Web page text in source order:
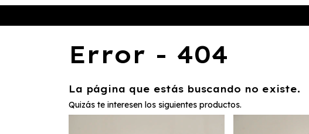
Error - 404
La página que estás buscando no existe.
Quizás te interesen los siguientes productos.